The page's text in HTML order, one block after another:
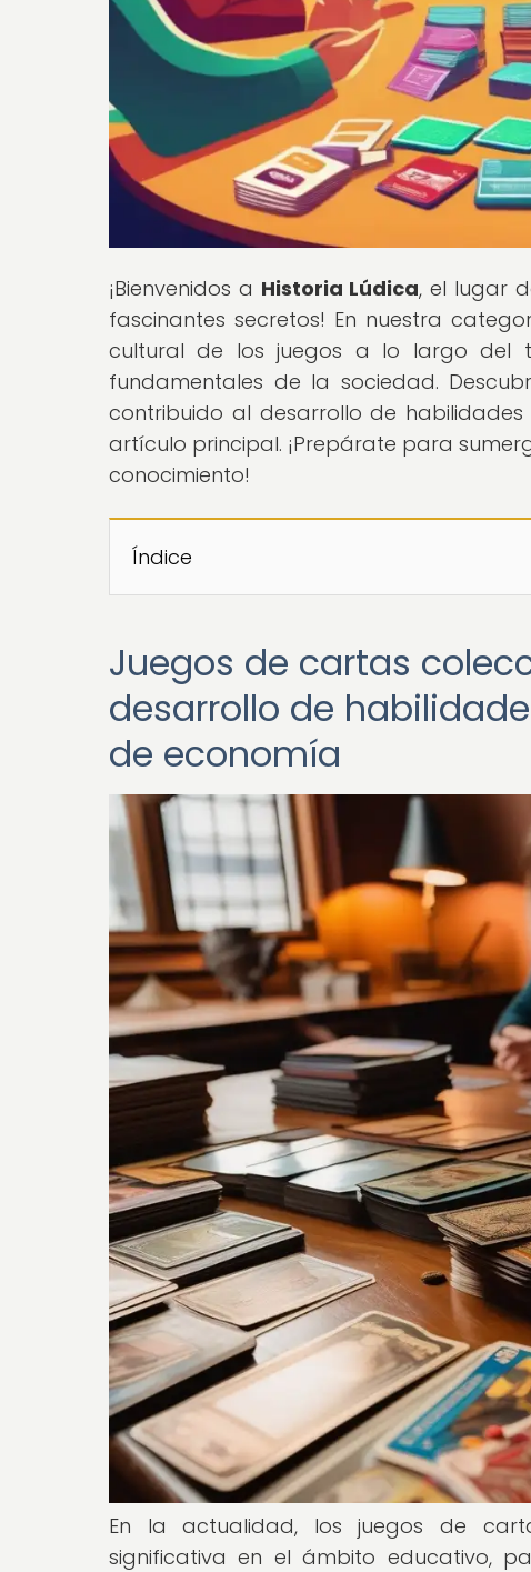
¡Bienvenidos a Historia Lúdica, el lugar
fascinantes secretos! En nuestra
cultural de los juegos a lo largo del
fundamentales de la sociedad.
contribuido al desarrollo de
artículo principal. ¡Prepárate para
conocimiento!
Índice
Juegos de cartas
desarrollo de
de economía
En la actualidad, los juegos de
significativa en el ámbito educativo,